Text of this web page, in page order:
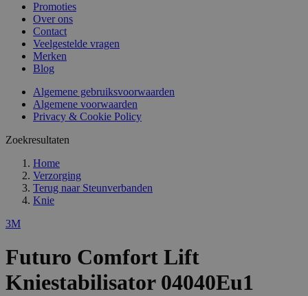
Promoties
Over ons
Contact
Veelgestelde vragen
Merken
Blog
Algemene gebruiksvoorwaarden
Algemene voorwaarden
Privacy & Cookie Policy
Zoekresultaten
Home
Verzorging
Terug naar Steunverbanden
Knie
3M
Futuro Comfort Lift
Kniestabilisator 04040Eu1